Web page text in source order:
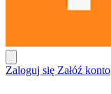
Zaloguj się Załóź konto